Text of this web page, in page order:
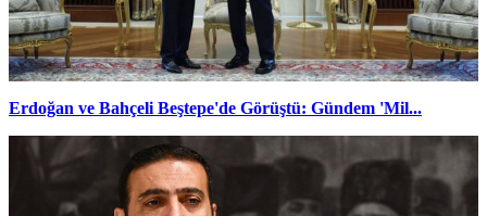
Erdoğan ve Bahçeli Beştepe'de Görüştü: Gündem 'Mil...